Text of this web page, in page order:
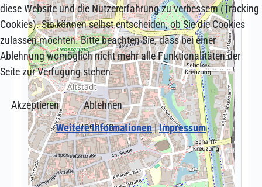
diese Website und die Nutzererfahrung zu verbessern (Tracking
Cookies). Sie können selbst entscheiden, ob Sie die Cookies
zulassen möchten. Bitte beachten Sie, dass bei einer
Ablehnung womöglich nicht mehr alle Funktionalitäten der
Seite zur Verfügung stehen.
Akzeptieren
Ablehnen
Weitere Informationen|Impressum